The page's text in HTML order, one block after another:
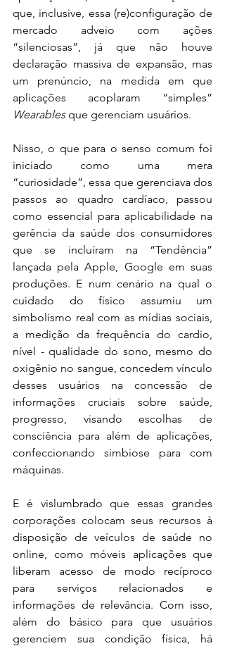
que, inclusive, essa (re)configuração de
mercado adveio com ações
“silenciosas”, já que não houve
declaração massiva de expansão, mas
um prenúncio, na medida em que
Wearables que gerenciam usuários.
Nisso, o que para o senso comum foi
iniciado como uma mera
“curiosidade”, essa que gerenciava dos
passos ao quadro cardíaco, passou
como essencial para aplicabilidade na
gerência da saúde dos consumidores
que se incluíram na “Tendência”
lançada pela Apple, Google em suas
produções. E num cenário na qual o
cuidado do físico assumiu um
simbolismo real com as mídias sociais,
a medição da frequência do cardio,
nível - qualidade do sono, mesmo do
oxigênio no sangue, concedem vínculo
desses usuários na concessão de
informações cruciais sobre saúde,
progresso, visando escolhas de
consciência para além de aplicações,
confeccionando simbiose para com
máquinas.
E é vislumbrado que essas grandes
corporações colocam seus recursos à
disposição de veículos de saúde no
online, como móveis aplicações que
liberam acesso de modo recíproco
para serviços relacionados e
informações de relevância. Com isso,
além do básico para que usuários
gerenciem sua condição física, há